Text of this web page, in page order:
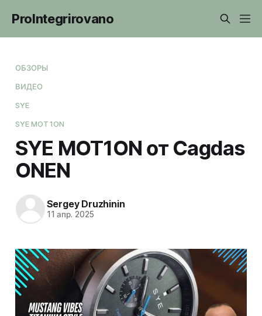
ProIntegrirovano
ОБЗОРЫ
ВИДЕО
SYE
SYE MOT1ON
SYE MOT1ON от Cagdas
ONEN
Sergey Druzhinin
11 апр. 2025